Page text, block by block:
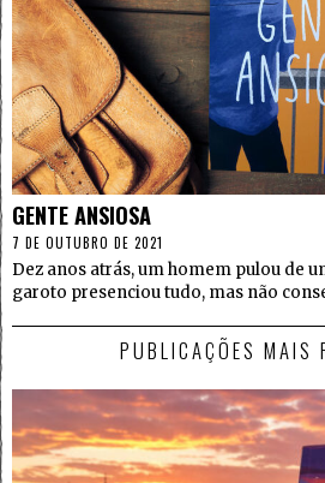
GENTE ANSIOSA
7 DE OUTUBRO DE 2021
Dez anos atrás, um homem pulou de
garoto presenciou tudo, mas não
PUBLICAÇÕES MAIS